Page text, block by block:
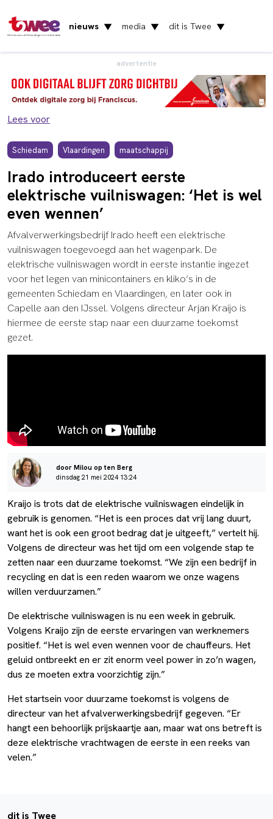
Het nieuws uit Vlaardingen en Schiedam
nieuws ▼ media ▼ dit is Twee ▼
advertentie
Lees voor
Schiedam Vlaardingen maatschappij
Irado introduceert eerste
elektrische vuilniswagen: ‘Het is wel
even wennen’
Afvalverwerkingsbedrijf Irado heeft een elektrische
vuilniswagen toegevoegd aan het wagenpark. De
elektrische vuilniswagen wordt in eerste instantie ingezet
voor het legen van minicontainers en kliko’s in de
gemeenten Schiedam en Vlaardingen, en later ook in
Capelle aan den IJssel. Volgens directeur Arjan Kraijo is
hiermee de eerste stap naar een duurzame toekomst
gezet.
door Milou op ten Berg
dinsdag 21 mei 2024 13:24
Kraijo is trots dat de elektrische vuilniswagen eindelijk in
gebruik is genomen. “Het is een proces dat vrij lang duurt,
want het is ook een groot bedrag dat je uitgeeft,” vertelt hij.
Volgens de directeur was het tijd om een volgende stap te
zetten naar een duurzame toekomst. “We zijn een bedrijf in
recycling en dat is een reden waarom we onze wagens
willen verduurzamen.”
De elektrische vuilniswagen is nu een week in gebruik.
Volgens Kraijo zijn de eerste ervaringen van werknemers
positief. “Het is wel even wennen voor de chauffeurs. Het
geluid ontbreekt en er zit enorm veel power in zo’n wagen,
dus ze moeten extra voorzichtig zijn.”
Het startsein voor duurzame toekomst is volgens de
directeur van het afvalverwerkingsbedrijf gegeven. “Er
hangt een behoorlijk prijskaartje aan, maar wat ons betreft is
deze elektrische vrachtwagen de eerste in een reeks van
velen.”
dit is Twee